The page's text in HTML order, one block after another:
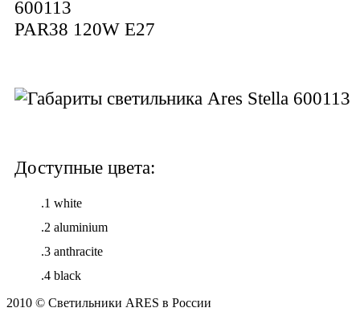
PAR38 120W E27
Доступные цвета:
.1 white
.2 aluminium
.3 anthracite
.4 black
2010 © Светильники ARES в России